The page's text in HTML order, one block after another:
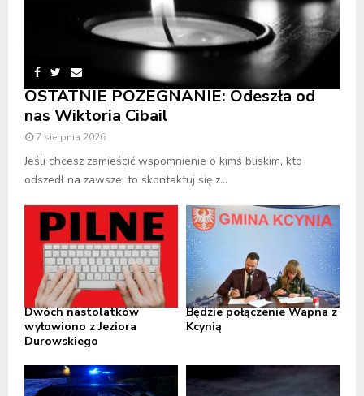
OSTATNIE POŻEGNANIE: Odeszła od
nas Wiktoria Cibail
7 sierpnia 2026
Jeśli chcesz zamieścić wspomnienie o kimś bliskim, kto
odszedł na zawsze, to skontaktuj się z...
Dwóch nastolatków
wyłowiono z Jeziora
Durowskiego
Będzie połączenie Wapna z
Kcynią